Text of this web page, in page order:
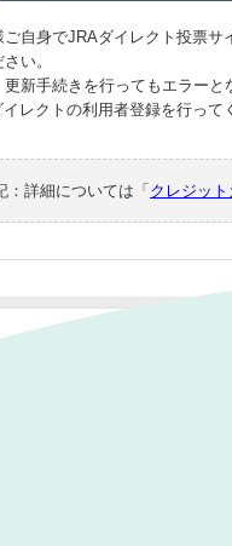
ご自身でJRAダイレクト投票サ
い。
更新手続きを行ってもエラー
レクトの利用者登録を行って
： 詳細については「 クレジッ